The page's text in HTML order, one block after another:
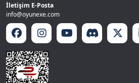
İletişim E-Posta
info@oyunexe.com